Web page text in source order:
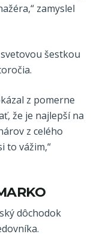
zamyslel
šestkou
z pomerne
že je najlepší na
z celého
to vážim,“
dôchodok